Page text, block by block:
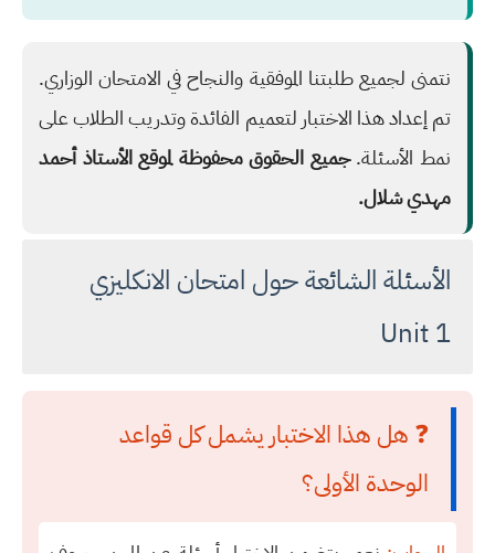
نتمنى لجميع طلبتنا الموفقية والنجاح في الامتحان الوزاري.
تم إعداد هذا الاختبار لتعميم الفائدة وتدريب الطلاب على
نمط الأسئلة.جميع الحقوق محفوظة لموقع الأستاذ أحمد
مهدي شلال.
الأسئلة الشائعة حول امتحان الانكليزي
Unit 1
❓ هل هذا الاختبار يشمل كل قواعد
الوحدة الأولى؟